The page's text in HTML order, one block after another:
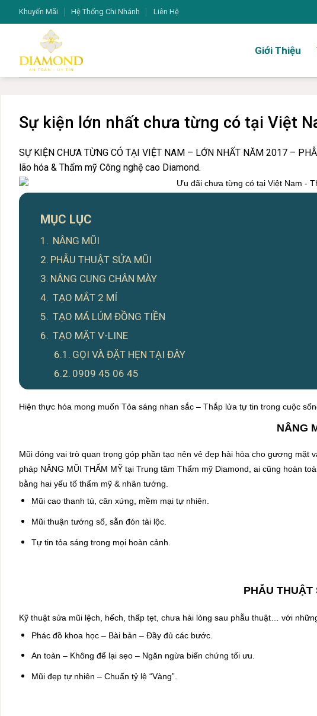
qua
Khuyến Mãi Hệ Thống Chi Nhánh Liên Hệ
Giới Thiệu
Sự kiện lớn nhất chưa từng có tại Việt
SỰ KIỆN CHƯA TỪNG CÓ TẠI VIỆT NAM – LỚN NHẤT NĂM 2017 –
lão hóa & Thẩm mỹ Công nghệ cao Diamond.
MỤC LỤC
NÂNG MŨI
PHẪU THUẬT SỬA MŨI
NÂNG CUNG CHÂN MÀY
TẠO MẮT 2 MÍ
TẠO MÁ LÚM ĐỒNG TIỀN
TẠO MẶT V-LINE
GỌI VÀ ĐẶT HẸN TẠI ĐÂY
0909 45 06 45
Hiện thực hóa mong muốn Tỏa sáng nhan sắc – Thắp lửa tự tin trong cuộc
NÂNG
Mũi đóng vai trò quan trọng góp phần tạo nên vẻ đẹp hài hòa cho gương mặt
pháp NÂNG MŨI THẨM MỸ tại Trung tâm Thẩm mỹ Diamond, ai cũng hoàn
bằng hai yếu tố thẩm mỹ & nhân tướng.
Mũi cao thanh tú, cân xứng, mềm mại tự nhiên.
Mũi thuận tướng số, sẵn đón tài lộc.
Tự tin tỏa sáng trong mọi hoàn cảnh.
PHẪU THUẬT
Kỹ thuật sửa mũi lệch, hếch, thấp tẹt, chưa hài lòng sau phẫu thuật… với
Phác đồ khoa học – Bài bản – Đầy đủ các bước.
An toàn – Không để lại sẹo – Ngăn ngừa biến chứng tối ưu.
Mũi đẹp tự nhiên – Chuẩn tỷ lệ “Vàng”.